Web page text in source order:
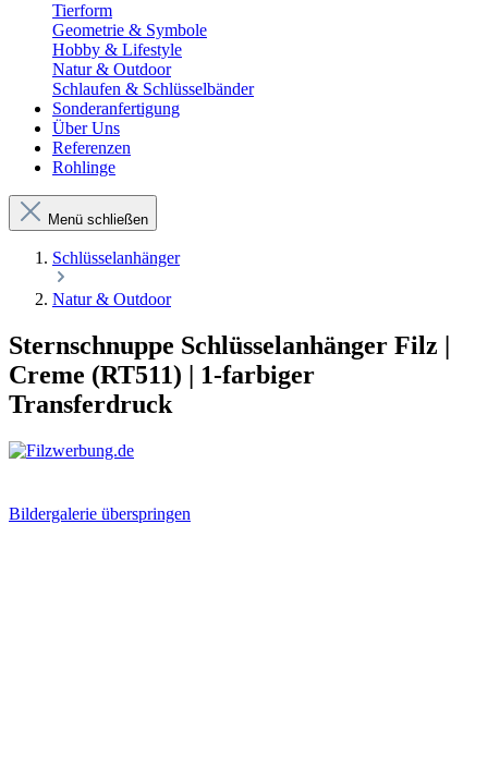
Tierform
Geometrie & Symbole
Hobby & Lifestyle
Natur & Outdoor
Schlaufen & Schlüsselbänder
Sonderanfertigung
Über Uns
Referenzen
Rohlinge
Menü schließen
Schlüsselanhänger
Natur & Outdoor
Sternschnuppe Schlüsselanhänger Filz |
Creme (RT511) | 1-farbiger
Transferdruck
Bildergalerie überspringen